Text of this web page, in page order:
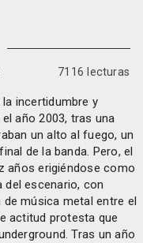
7116 lecturas
incertidumbre y
año 2003, tras una
un alto al fuego, un
de la banda. Pero, el
años erigiéndose como
del escenario, con
música metal entre el
actitud protesta que
Tras un año